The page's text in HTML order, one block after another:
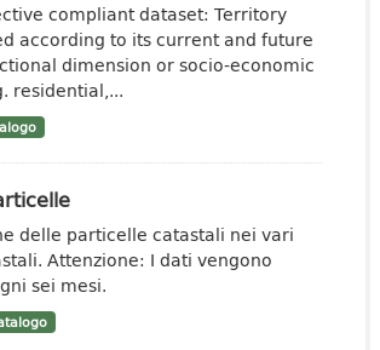
compliant dataset: Territory
according to its current and future
dimension or socio-economic
residential,...
delle particelle catastali nei vari
Attenzione: I dati vengono
sei mesi.